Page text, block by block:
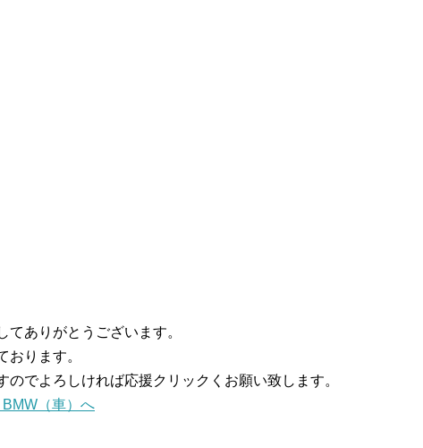
ありがとうございます。
おります。
のでよろしければ応援クリックくお願い致します。